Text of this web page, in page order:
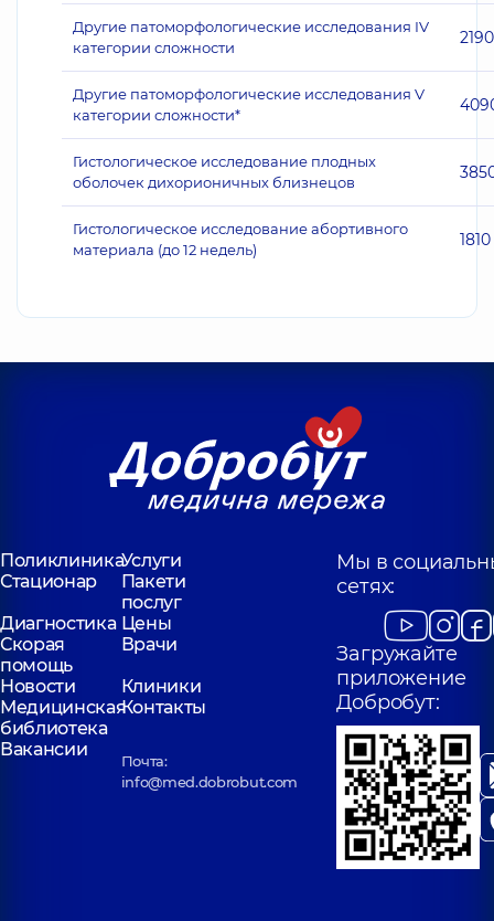
Другие патоморфологические исследования IV
категории сложности
2190
Другие патоморфологические исследования V
категории сложности*
Гистологическое исследование плодных
оболочек дихорионичных близнецов
Гистологическое исследование абортивного
материала (до 12 недель)
1810
ПоликлиникаУслуги
Стационар
Пакети
послуг
Диагностика Цены
Скорая
помощь
Врачи
Новости
Клиники
Медицинская
библиотека
Контакты
Вакансии
Почта:
info@med.dobrobut.com
Мы в
сетях:
Загружайте
приложение
Добробут: